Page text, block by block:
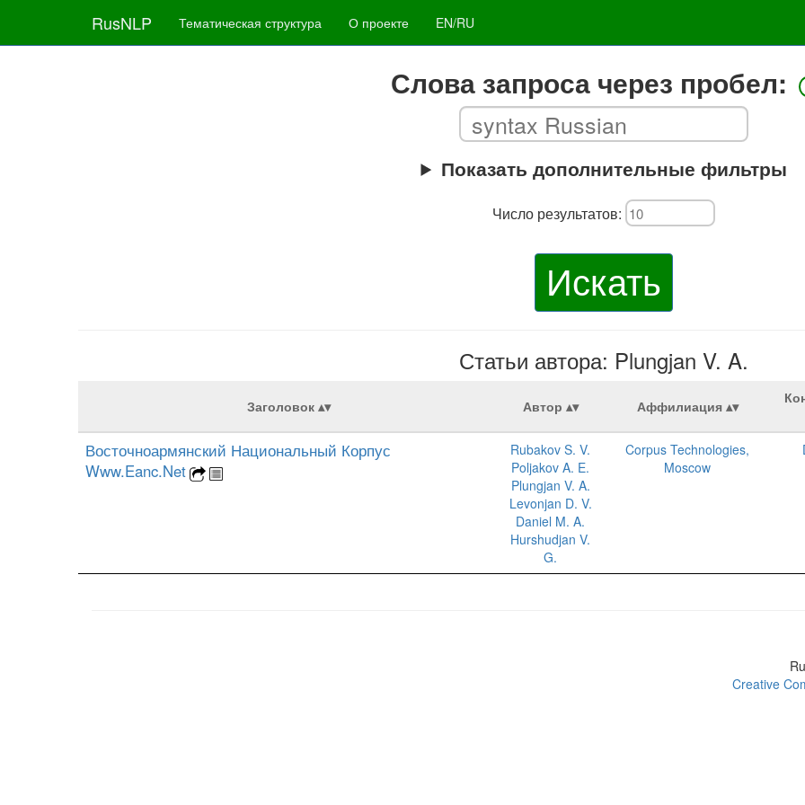
RusNLP Тематическая структура О проекте EN/RU
Слова запроса через пробел:
Показать дополнительные фильтры
Число результатов:
Искать
Статьи автора: Plungjan V. A.
Заголовок Автор Аффилиация
Восточноармянский Национальный Корпус
Www.Eanc.Net
Rubakov S. V.
Poljakov A. E.
Plungjan V. A.
Levonjan D. V.
Daniel M. A.
Hurshudjan V.
G.
Corpus Technologies,
Moscow
Creative